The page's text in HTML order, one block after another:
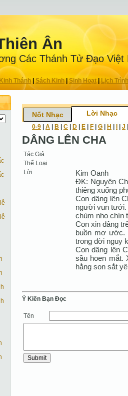
Ân
Các Thánh Tử Ðạo Việt
Kinh Thánh Sách Kinh|Sinh Hoạt| Lịch Trình
Nốt Nhạc Lời Nhạc
0-9 A B C D E F G H J
DÂNG LÊN CHA
Tác Giả
Thể Loại
Lời
Kim Oanh
ĐK: Nguyện
thiêng xuống
Con dâng lên
người vun tưới.
chùm nho chín
Con xin dâng
buồn mơ ước.
trong đời nguy
Con dâng lên
sầu hoen mắt.
hằng son sắt
Ý Kiến Bạn Ðọc
Tên